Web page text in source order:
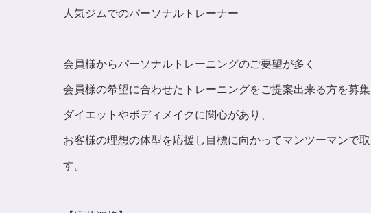
人気ジムでのパーソナルトレーナー
会員様からパーソナルトレーニングのご要望が多く
会員様の希望に合わせたトレーニングをご提案出来る方を募集
ダイエットやボディメイクに関心があり、
お客様の理想の体型を応援し目標に向かってマンツーマンで
す。